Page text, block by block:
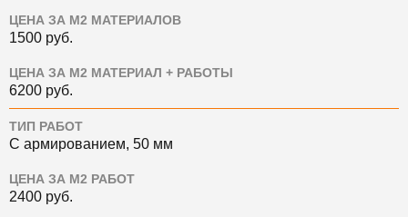
ЦЕНА ЗА М2 МАТЕРИАЛОВ
1500 руб.
ЦЕНА ЗА М2 МАТЕРИАЛ + РАБОТЫ
6200 руб.
ТИП РАБОТ
С армированием, 50 мм
ЦЕНА ЗА М2 РАБОТ
2400 руб.